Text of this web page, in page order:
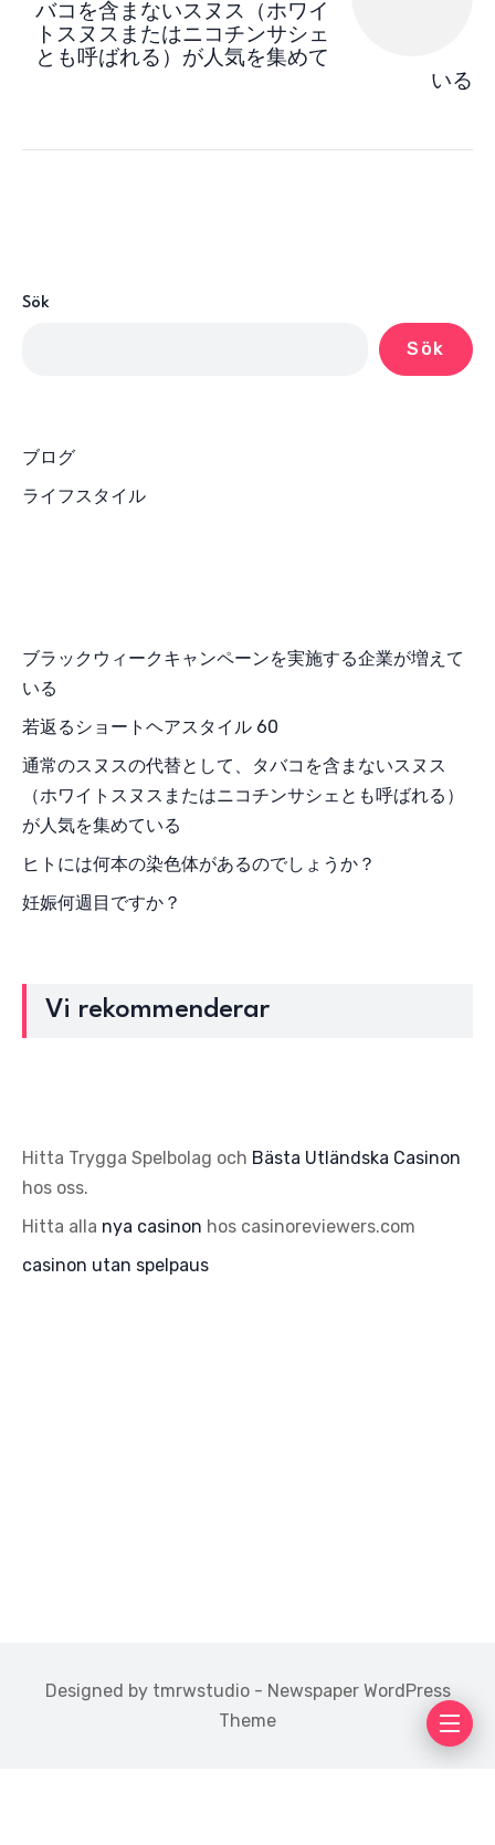
バコを含まないスヌス（ホワイ
トスヌスまたはニコチンサシェ
とも呼ばれる）が人気を集めて
いる
Sök
Sök
ブログ
ライフスタイル
ブラックウィークキャンペーンを実施する企業が増えて
いる
若返るショートヘアスタイル 60
通常のスヌスの代替として、タバコを含まないスヌス
（ホワイトスヌスまたはニコチンサシェとも呼ばれる）
が人気を集めている
ヒトには何本の染色体があるのでしょうか？
妊娠何週目ですか？
Vi rekommenderar
Hitta Trygga Spelbolag och Bästa Utländska Casinon
hos oss.
Hitta alla nya casinon hos casinoreviewers.com
casinon utan spelpaus
Designed by tmrwstudio - Newspaper WordPress
Theme